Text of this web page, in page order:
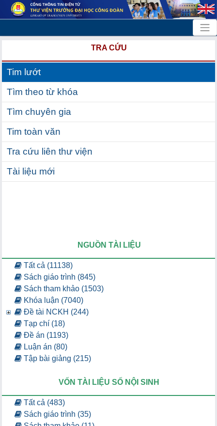
TRA CỨU
Tim lướt
Tìm theo từ khóa
Tìm chuyên gia
Tim toàn văn
Tra cứu liên thư viện
Tài liệu mới
NGUỒN TÀI LIỆU
Tất cả (11138)
Sách giáo trình (845)
Sách tham khảo (1503)
Khóa luận (7040)
Đề tài NCKH (244)
Tạp chí (18)
Đề án (1193)
Luận án (80)
Tập bài giảng (215)
VỐN TÀI LIỆU SỐ NỘI SINH
Tất cả (483)
Sách giáo trình (35)